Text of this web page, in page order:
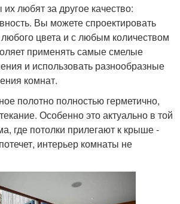
любят за другое качество:
Вы можете спроектировать
цвета и с любым количеством
применять самые смелые
и использовать разнообразные
комнат.
полотно полностью герметично,
Особенно это актуально в той
где потолки прилегают к крыше -
интерьер комнаты не